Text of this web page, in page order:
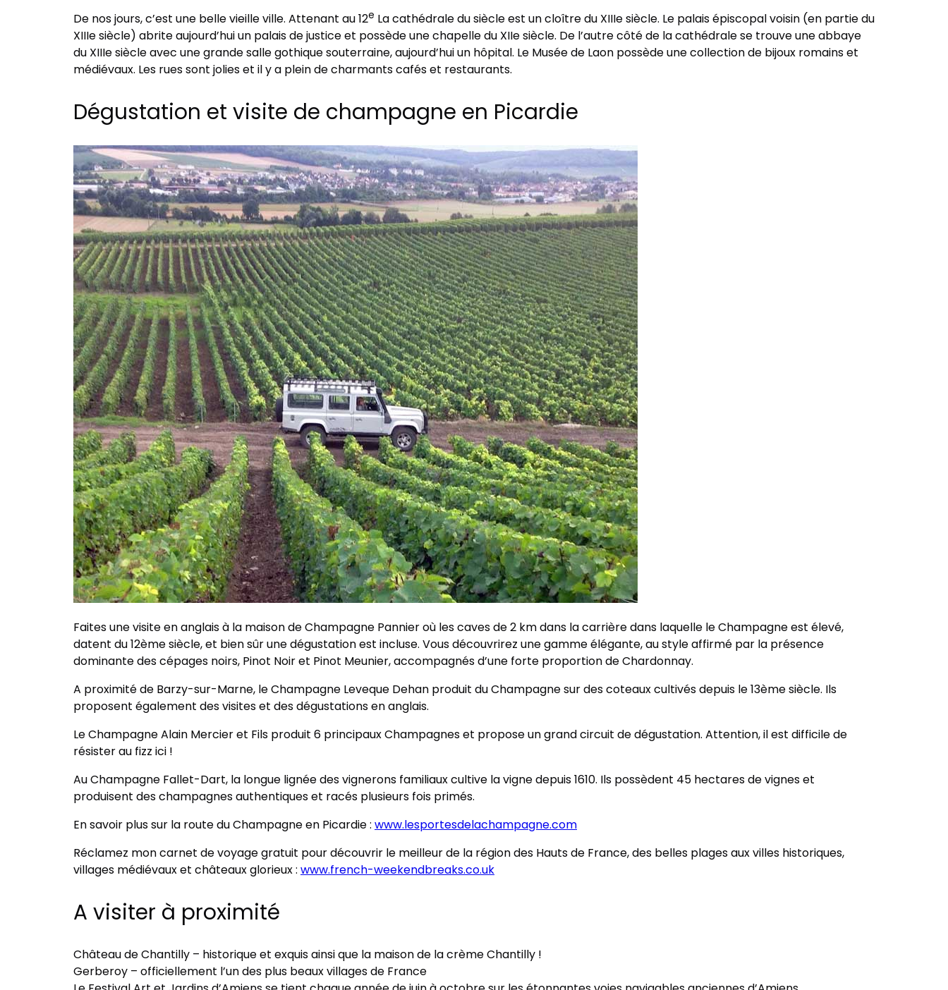
De nos jours, c’est une belle vieille ville. Attenant au 12e La cathédrale du siècle est un cloître du XIIIe siècle. Le palais épiscopal voisin (en partie du
XIIIe siècle) abrite aujourd’hui un palais de justice et possède une chapelle du XIIe siècle. De l’autre côté de la cathédrale se trouve une abbaye
du XIIIe siècle avec une grande salle gothique souterraine, aujourd’hui un hôpital. Le Musée de Laon possède une collection de bijoux romains et
médiévaux. Les rues sont jolies et il y a plein de charmants cafés et restaurants.
Dégustation et visite de champagne en Picardie
Faites une visite en anglais à la maison de Champagne Pannier où les caves de 2 km dans la carrière dans laquelle le Champagne est élevé,
datent du 12ème siècle, et bien sûr une dégustation est incluse. Vous découvrirez une gamme élégante, au style affirmé par la présence
dominante des cépages noirs, Pinot Noir et Pinot Meunier, accompagnés d’une forte proportion de Chardonnay.
A proximité de Barzy-sur-Marne, le Champagne Leveque Dehan produit du Champagne sur des coteaux cultivés depuis le 13ème siècle. Ils
proposent également des visites et des dégustations en anglais.
Le Champagne Alain Mercier et Fils produit 6 principaux Champagnes et propose un grand circuit de dégustation. Attention, il est difficile de
résister au fizz ici !
Au Champagne Fallet-Dart, la longue lignée des vignerons familiaux cultive la vigne depuis 1610. Ils possèdent 45 hectares de vignes et
produisent des champagnes authentiques et racés plusieurs fois primés.
En savoir plus sur la route du Champagne en Picardie : www.lesportesdelachampagne.com
Réclamez mon carnet de voyage gratuit pour découvrir le meilleur de la région des Hauts de France, des belles plages aux villes historiques,
villages médiévaux et châteaux glorieux : www.french-weekendbreaks.co.uk
A visiter à proximité
Château de Chantilly – historique et exquis ainsi que la maison de la crème Chantilly !
Gerberoy – officiellement l’un des plus beaux villages de France